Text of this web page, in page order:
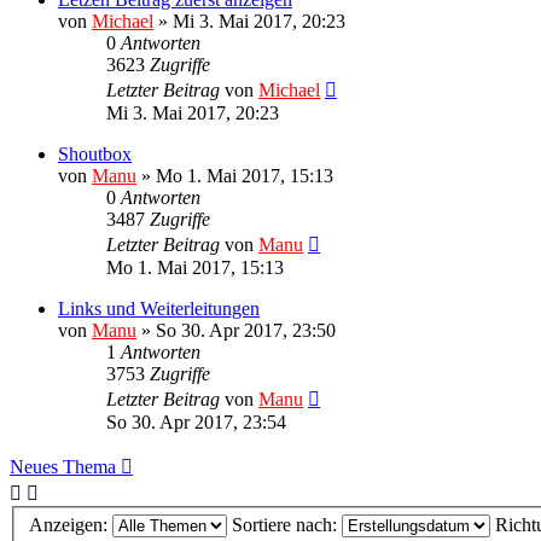
von Michael » Mi 3. Mai 2017, 20:23
0 Antworten
3623 Zugriffe
Letzter Beitrag von Michael
Mi 3. Mai 2017, 20:23
Shoutbox
von Manu » Mo 1. Mai 2017, 15:13
0 Antworten
3487 Zugriffe
Letzter Beitrag von Manu
Mo 1. Mai 2017, 15:13
Links und Weiterleitungen
von Manu » So 30. Apr 2017, 23:50
1 Antworten
3753 Zugriffe
Letzter Beitrag von Manu
So 30. Apr 2017, 23:54
Neues Thema
Anzeigen: Sortiere nach: